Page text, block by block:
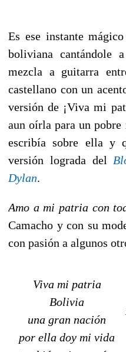
Es ese instante
boliviana cantándole a 
mezcla a guitarra
castellano con un
versión de ¡Viva mi
aun oírla para un pobre
escribía sobre ella y
versión lograda del
Dylan.
Amo a mi patria con
Camacho y con su
con pasión a algunos
Viva mi patria
Bolivia
una gran nación
por ella doy mi vida